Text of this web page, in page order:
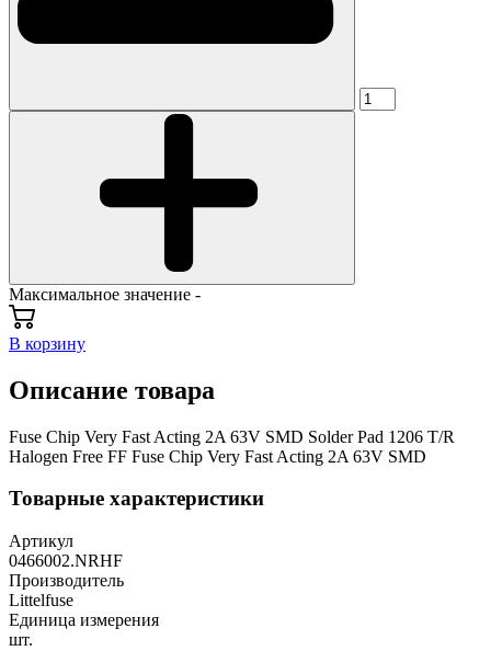
Максимальное значение -
В корзину
Описание товара
Fuse Chip Very Fast Acting 2A 63V SMD Solder Pad 1206 T/R
Halogen Free FF Fuse Chip Very Fast Acting 2A 63V SMD
Товарные характеристики
Артикул
0466002.NRHF
Производитель
Littelfuse
Единица измерения
шт.